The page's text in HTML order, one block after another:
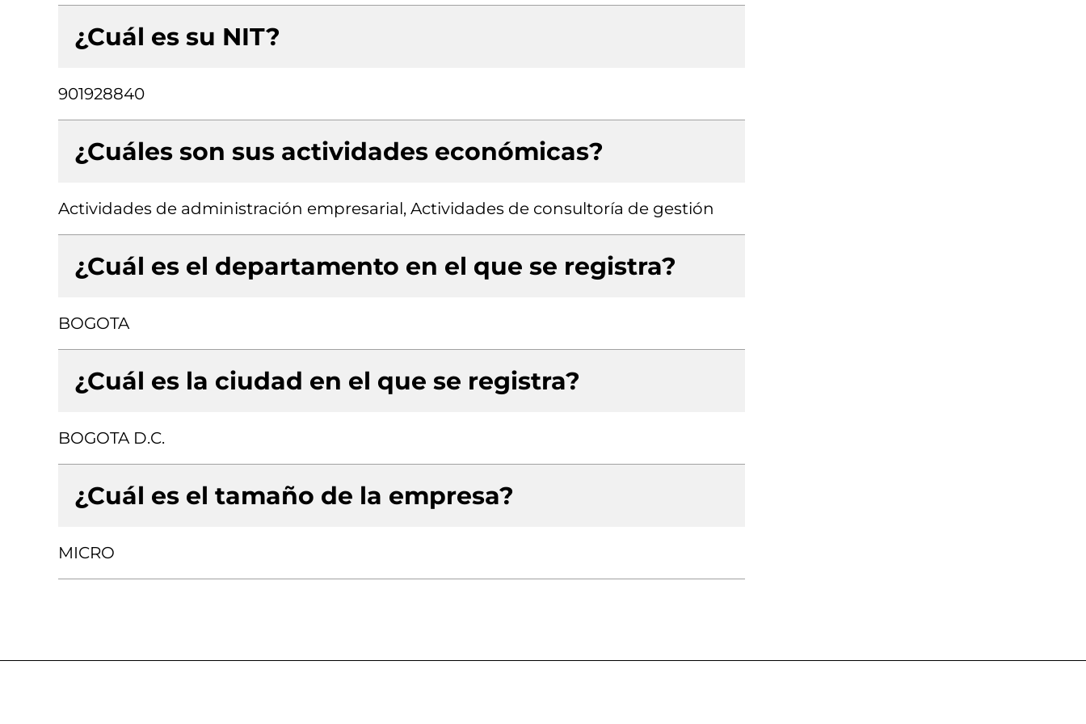
¿Cuál es su NIT?
901928840
¿Cuáles son sus actividades económicas?
Actividades de administración empresarial, Actividades de consultoría de gestión
¿Cuál es el departamento en el que se registra?
BOGOTA
¿Cuál es la ciudad en el que se registra?
BOGOTA D.C.
¿Cuál es el tamaño de la empresa?
MICRO